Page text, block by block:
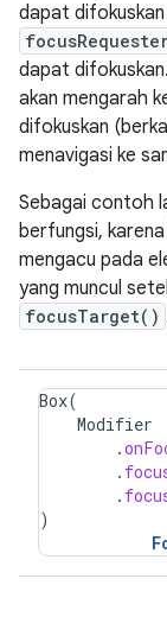
dapat
dapat
akan mengarah
difokuskan
menavigasi ke
Sebagai contoh
berfungsi, karena
mengacu pada
yang muncul
focusTarget()
Box(
Modifier
.
.
.
)